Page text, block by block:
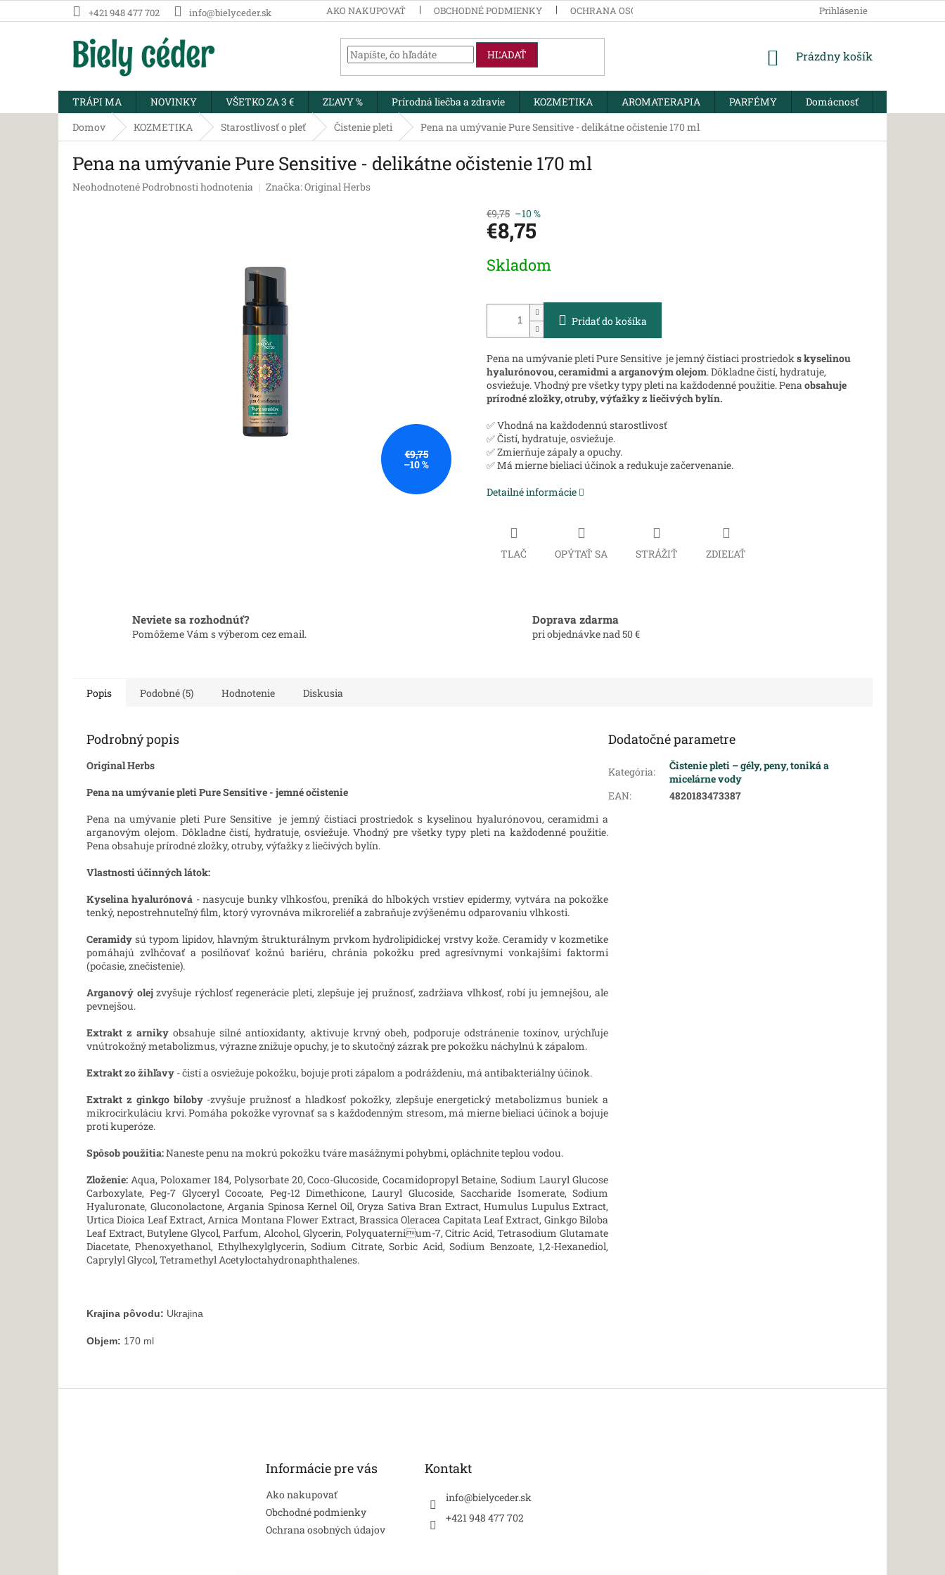
na
+421 948 477 702 info@bielyceder.sk AKO NAKUPOVAŤ OBCHODNÉ PODMIENKY OCHRANA OSOBNÝCH ÚDAJOV Prihlásenie
HĽADAŤ
NÁKUPNÝ
Prázdny košík
TRÁPI MA NOVINKY VŠETKO ZA 3 € ZĽAVY % Prírodná liečba a zdravie KOZMETIKA AROMATERAPIA PARFÉMY Domácnosť
Domov
KOZMETIKA Starostlivosť o pleť Čistenie pleti Pena na umývanie Pure Sensitive - delikátne očistenie 170 ml
Pena na umývanie Pure Sensitive - delikátne očistenie 170 ml
Priemerné
NeohodnotenéPodrobnosti hodnotenia Značka:Original Herbs
€9,75
–10 %
€9,75 –10 %
€8,75
cena:
Skladom
Pridať do košíka
Pena na umývanie pleti Pure Sensitive je jemný čistiaci prostriedoks kyselinou
hyalurónovou, ceramidmi a arganovým olejom. Dôkladne čistí, hydratuje,
osviežuje. Vhodný pre všetky typy pleti na každodenné použitie. Penaobsahuje
prírodné zložky, otruby, výťažky z liečivých bylín.
✅ Vhodná na každodennú starostlivosť
✅ Čistí, hydratuje, osviežuje.
✅ Zmierňuje zápaly a opuchy.
✅ Má mierne bieliaci účinok a redukuje začervenanie.
Detailné informácie
TLAČ OPÝTAŤ SA STRÁŽIŤ ZDIEĽAŤ
Neviete sa rozhodnúť?
Pomôžeme Vám s výberom cez email.
Doprava zdarma
pri objednávke nad 50 €
Popis Podobné (5) Hodnotenie Diskusia
Podrobný popis
Original Herbs
Pena na umývanie pleti Pure Sensitive - jemné očistenie
Pena na umývanie pleti Pure Sensitive je jemný čistiaci prostriedok s kyselinou hyalurónovou, ceramidmi a
arganovým olejom. Dôkladne čistí, hydratuje, osviežuje. Vhodný pre všetky typy pleti na každodenné použitie.
Pena obsahuje prírodné zložky, otruby, výťažky z liečivých bylín.
Vlastnosti účinných látok:
Kyselina hyalurónová - nasycuje bunky vlhkosťou, preniká do hlbokých vrstiev epidermy, vytvára na pokožke
tenký, nepostrehnuteľný film, ktorý vyrovnáva mikroreliéf a zabraňuje zvýšenému odparovaniu vlhkosti.
Ceramidy sú typom lipidov, hlavným štrukturálnym prvkom hydrolipidickej vrstvy kože. Ceramidy v kozmetike
pomáhajú zvlhčovať a posilňovať kožnú bariéru, chránia pokožku pred agresívnymi vonkajšími faktormi
(počasie, znečistenie).
Arganový olejzvyšuje rýchlosť regenerácie pleti, zlepšuje jej pružnosť, zadržiava vlhkosť, robí ju jemnejšou, ale
pevnejšou.
Extrakt z arniky obsahuje silné antioxidanty, aktivuje krvný obeh, podporuje odstránenie toxínov, urýchľuje
vnútrokožný metabolizmus, výrazne znižuje opuchy, je to skutočný zázrak pre pokožku náchylnú k zápalom.
Extrakt zo žihľavy - čistí a osviežuje pokožku, bojuje proti zápalom a podráždeniu, má antibakteriálny účinok.
Extrakt z ginkgo biloby-zvyšuje pružnosť a hladkosť pokožky, zlepšuje energetický metabolizmus buniek a
mikrocirkuláciu krvi. Pomáha pokožke vyrovnať sa s každodenným stresom, má mierne bieliaci účinok a bojuje
proti kuperóze.
Spôsob použitia:Naneste penu na mokrú pokožku tváre masážnymi pohybmi, opláchnite teplou vodou.
Zloženie: Aqua, Poloxamer 184, Polysorbate 20, Coco-Glucoside, Cocamidopropyl Betaine, Sodium Lauryl Glucose
Carboxylate, Peg-7 Glyceryl Cocoate, Peg-12 Dimethicone, Lauryl Glucoside, Saccharide Isomerate, Sodium
Hyaluronate, Gluconolactone, Argania Spinosa Kernel Oil, Oryza Sativa Bran Extract, Humulus Lupulus Extract,
Urtica Dioica Leaf Extract, Arnica Montana Flower Extract, Brassica Oleracea Capitata Leaf Extract, Ginkgo Biloba
Leaf Extract, Butylene Glycol, Parfum, Аlcohol, Glycerin, Polyquaternium-7, Citric Acid, Tetrasodium Glutamate
Diacetate, Phenoxyethanol, Ethylhexylglycerin, Sodium Citrate, Sorbic Acid, Sodium Benzoate, 1,2-Hexanediol,
Caprylyl Glycol, Tetramethyl Acetyloctahydronaphthalenes.
Krajina pôvodu: Ukrajina
Objem: 170 ml
Dodatočné parametre
Kategória:
Čistenie pleti – gély, peny, toniká a
micelárne vody
EAN: 4820183473387
Informácie pre vás
Ako nakupovať
Obchodné podmienky
Ochrana osobných údajov
Kontakt
info@bielyceder.sk
+421 948 477 702